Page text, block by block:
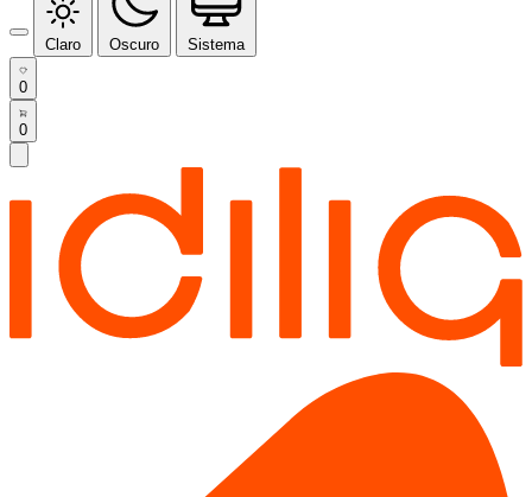
Claro Oscuro Sistema
0
0